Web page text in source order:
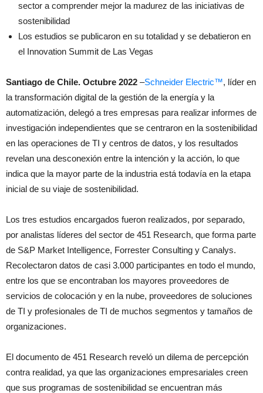
sector a comprender mejor la madurez de las iniciativas de
sostenibilidad
Los estudios se publicaron en su totalidad y se debatieron en
el Innovation Summit de Las Vegas
Santiago de Chile. Octubre 2022 –Schneider Electric™, líder en
la transformación digital de la gestión de la energía y la
automatización, delegó a tres empresas para realizar informes de
investigación independientes que se centraron en la sostenibilidad
en las operaciones de TI y centros de datos, y los resultados
revelan una desconexión entre la intención y la acción, lo que
indica que la mayor parte de la industria está todavía en la etapa
inicial de su viaje de sostenibilidad.
Los tres estudios encargados fueron realizados, por separado,
por analistas líderes del sector de 451 Research, que forma parte
de S&P Market Intelligence, Forrester Consulting y Canalys.
Recolectaron datos de casi 3.000 participantes en todo el mundo,
entre los que se encontraban los mayores proveedores de
servicios de colocación y en la nube, proveedores de soluciones
de TI y profesionales de TI de muchos segmentos y tamaños de
organizaciones.
El documento de 451 Research reveló un dilema de percepción
contra realidad, ya que las organizaciones empresariales creen
que sus programas de sostenibilidad se encuentran más